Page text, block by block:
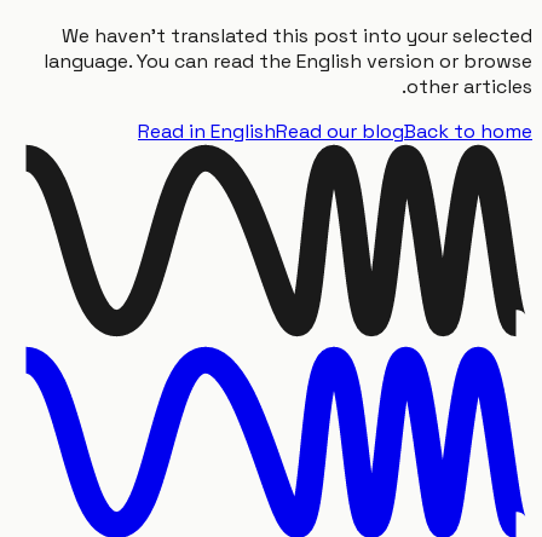
We haven't translated this post into your
language. You can read the English version or
other
Read in EnglishRead our blogBack to